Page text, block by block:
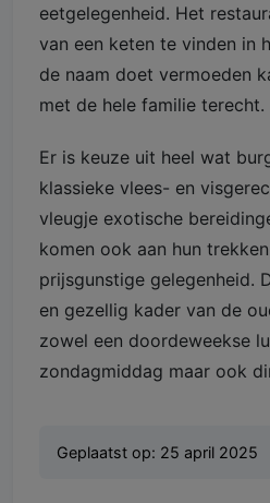
eetgelegenheid. Het
van een keten te vinden in
de naam doet vermoeden
met de hele familie terecht.
Er is keuze uit heel wat
klassieke vlees- en
vleugje exotische
komen ook aan hun
prijsgunstige gelegenheid.
en gezellig kader van de
zowel een doordeweekse
zondagmiddag maar ook
Geplaatst op: 25 april 2025